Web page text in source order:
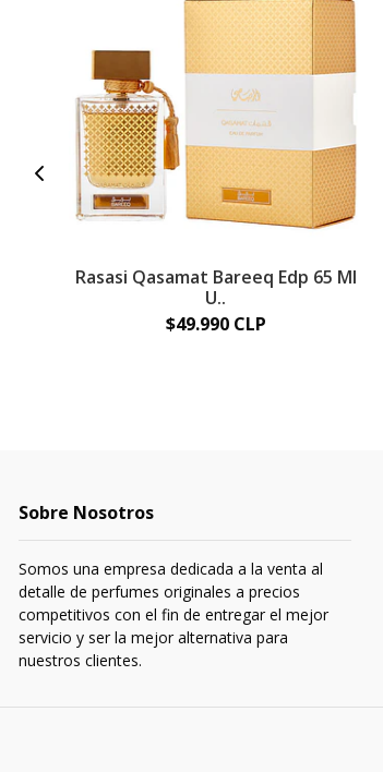
Rasasi Qasamat Bareeq Edp 65 Ml
U..
$49.990 CLP
Sobre Nosotros
Somos una empresa dedicada a la venta al
detalle de perfumes originales a precios
competitivos con el fin de entregar el mejor
servicio y ser la mejor alternativa para
nuestros clientes.